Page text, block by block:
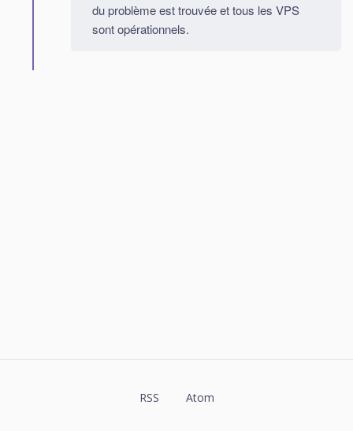
du problème est trouvée et tous les VPS
sont opérationnels.
RSS Atom